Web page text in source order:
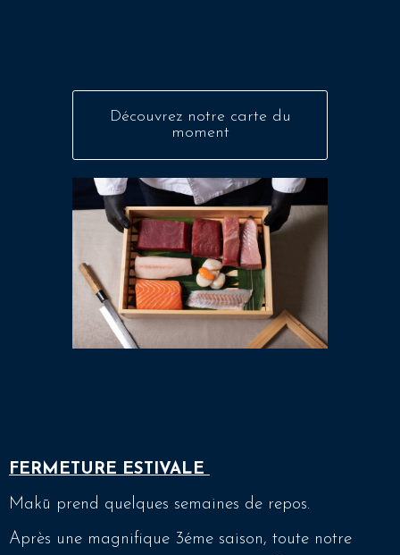
Découvrez notre carte du
moment
FERMETURE ESTIVALE
Makū prend quelques semaines de repos.
Après une magnifique 3éme saison, toute notre